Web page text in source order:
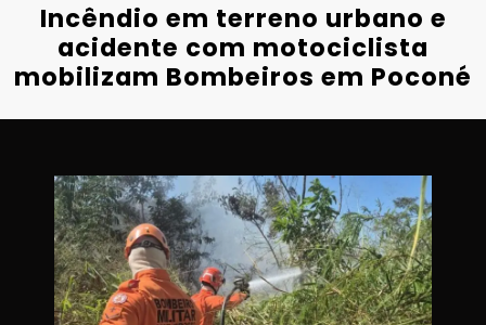
Incêndio em terreno urbano e
acidente com motociclista
mobilizam Bombeiros em Poconé